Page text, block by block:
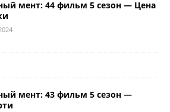
мент: 44 фильм 5 сезон — Цена
мент: 43 фильм 5 сезон —